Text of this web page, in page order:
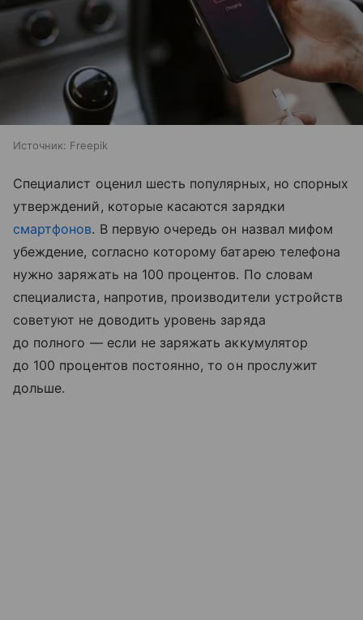
Источник: Freepik
Специалист оценил шесть популярных, но спорных
утверждений, которые касаются зарядки
смартфонов. В первую очередь он назвал мифом
убеждение, согласно которому батарею телефона
нужно заряжать на 100 процентов. По словам
специалиста, напротив, производители устройств
советуют не доводить уровень заряда
до полного — если не заряжать аккумулятор
до 100 процентов постоянно, то он прослужит
дольше.